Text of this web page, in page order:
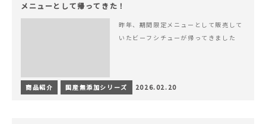
メニューとして帰ってきた！
昨年、期間限定メニューとして販売して
いたビーフシチューが帰ってきました
商品紹介 国産無添加シリーズ 2026.02.20